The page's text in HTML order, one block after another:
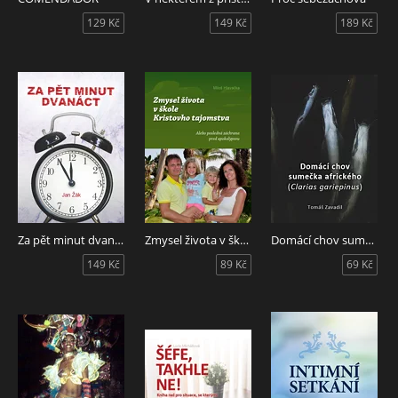
129 Kč 149 Kč 189 Kč
Za pět minut dvanáct
149 Kč
Zmysel života v škole Kristovho tajomstva
89 Kč
Domácí chov sumečka afrického (Clarias gariepinus)
69 Kč